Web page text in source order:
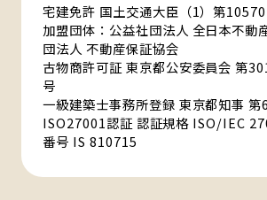
宅建免許 国土交通大臣（1）第
加盟団体：公益社団法人 全日本不動
団法人 不動産保証協会
古物商許可証 東京都公安委員会 第
号
一級建築士事務所登録 東京都知事
ISO27001認証 認証規格 ISO/IEC
番号 IS 810715